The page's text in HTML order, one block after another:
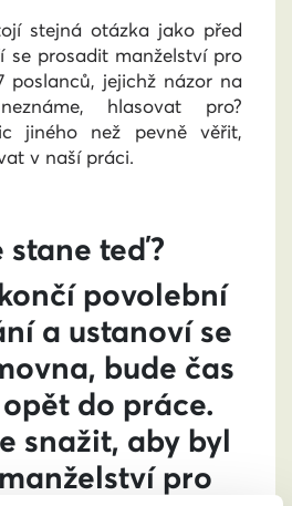
stejná otázka jako před
se prosadit manželství pro
poslanců, jejichž názor na
hlasovat pro?
jiného než pevně věřit,
v naší práci.
stane teď?
povolební
a ustanoví se
bude čas
do práce.
snažit, aby byl
pro